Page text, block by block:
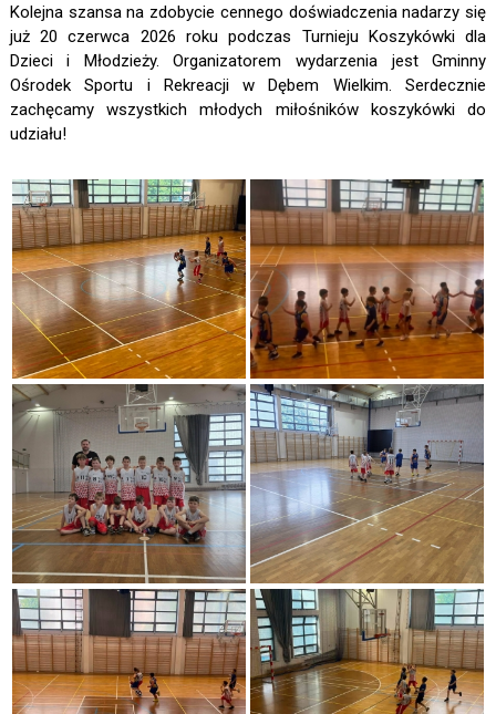
Kolejna szansa na zdobycie cennego doświadczenia nadarzy się
już 20 czerwca 2026 roku podczas Turnieju Koszykówki dla
Dzieci i Młodzieży. Organizatorem wydarzenia jest Gminny
Ośrodek Sportu i Rekreacji w Dębem Wielkim. Serdecznie
zachęcamy wszystkich młodych miłośników koszykówki do
udziału!